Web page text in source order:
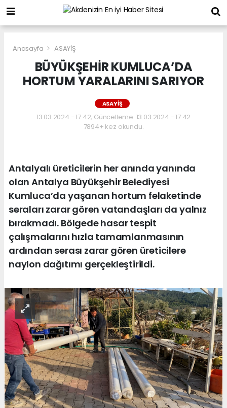
Anasayfa ASAYİŞ
BÜYÜKŞEHİR KUMLUCA’DA
HORTUM YARALARINI SARIYOR
ASAYİŞ
13.03.2024 - 17:42, Güncelleme: 13.03.2024 - 17:42
7894+ kez okundu.
Antalyalı üreticilerin her anında yanında
olan Antalya Büyükşehir Belediyesi
Kumluca’da yaşanan hortum felaketinde
seraları zarar gören vatandaşları da yalnız
bırakmadı. Bölgede hasar tespit
çalışmalarını hızla tamamlanmasının
ardından serası zarar gören üreticilere
naylon dağıtımı gerçekleştirildi.